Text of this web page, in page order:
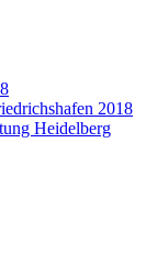
2018
Heidelberg